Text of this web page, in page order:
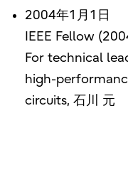
2004年1月1日
IEEE Fellow
For technical
high-
circuits, 石川 元